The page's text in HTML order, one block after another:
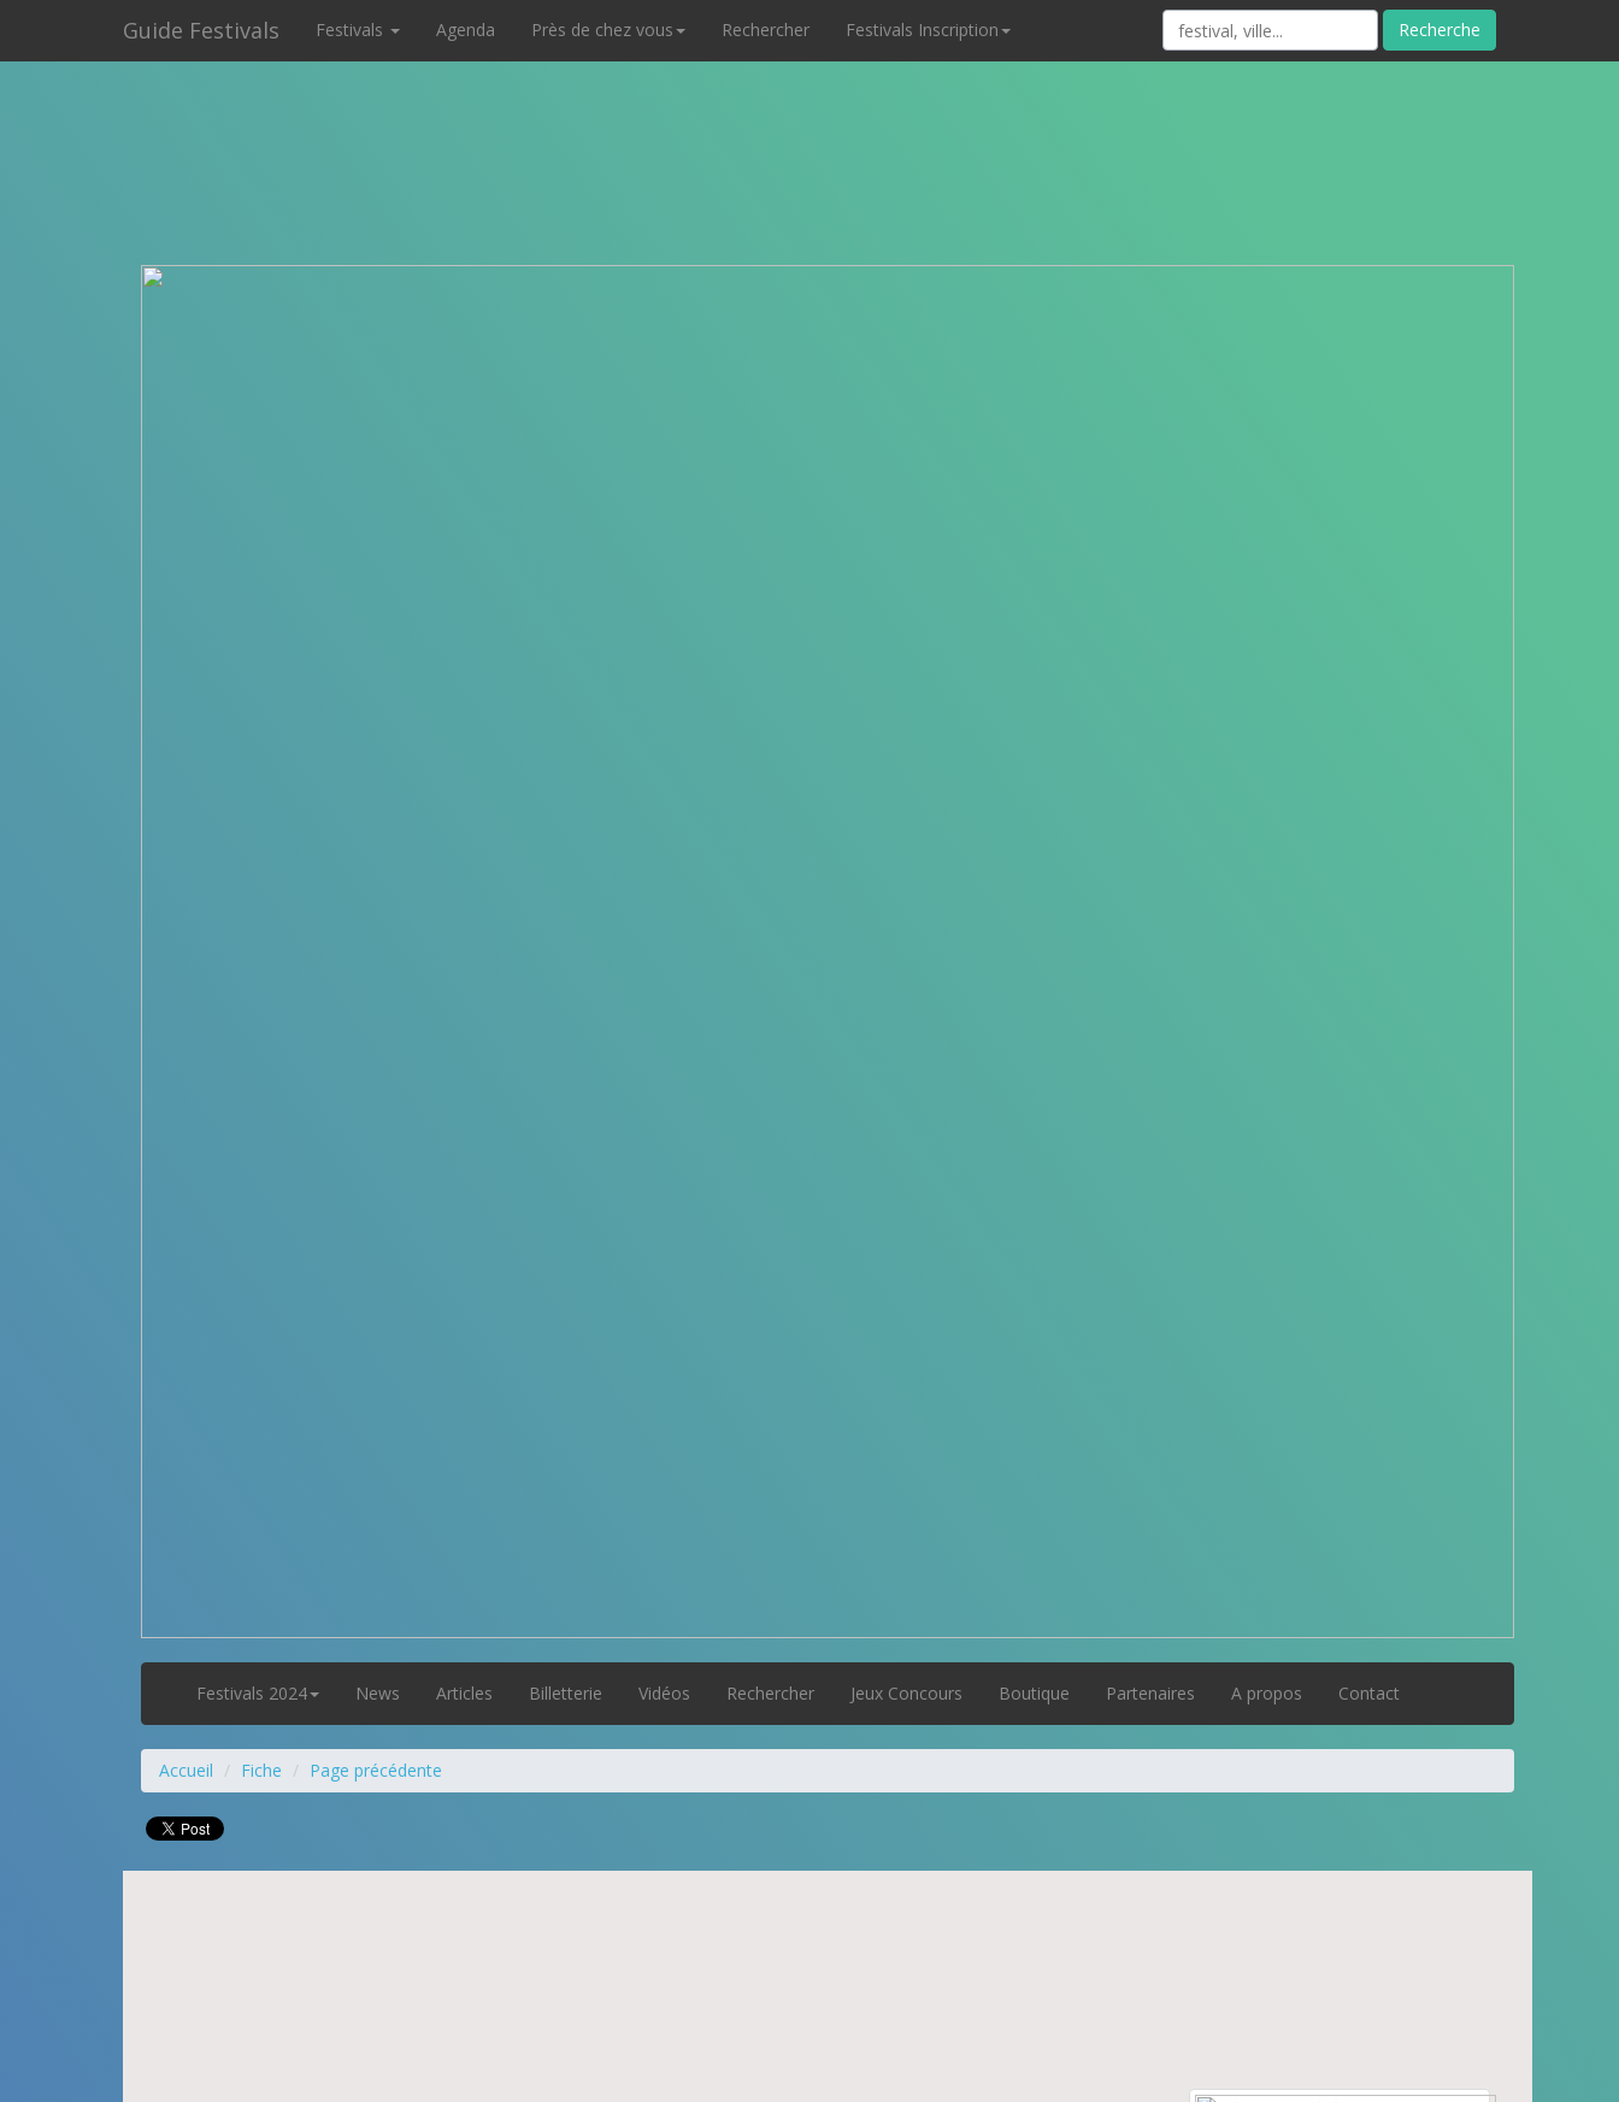
Guide Festivals Festivals Agenda Près de chez vous Rechercher Festivals Inscription Recherche
Festivals 2024 News Articles Billetterie Vidéos Rechercher Jeux Concours Boutique Partenaires A propos Contact
Accueil Fiche Page précédente